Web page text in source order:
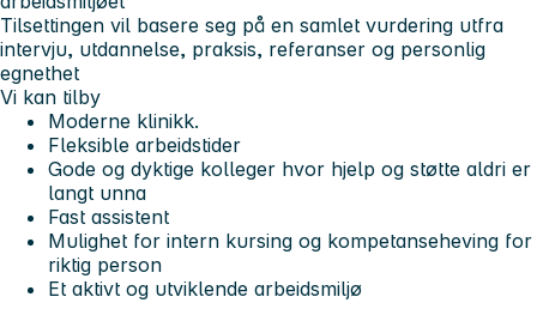
Tilsettingen vil basere seg på en samlet vurdering utfra
intervju, utdannelse, praksis, referanser og personlig
egnethet
Vi kan tilby
Moderne klinikk.
Fleksible arbeidstider
Gode og dyktige kolleger hvor hjelp og støtte aldri er
langt unna
Fast assistent
Mulighet for intern kursing og kompetanseheving for
riktig person
Et aktivt og utviklende arbeidsmiljø